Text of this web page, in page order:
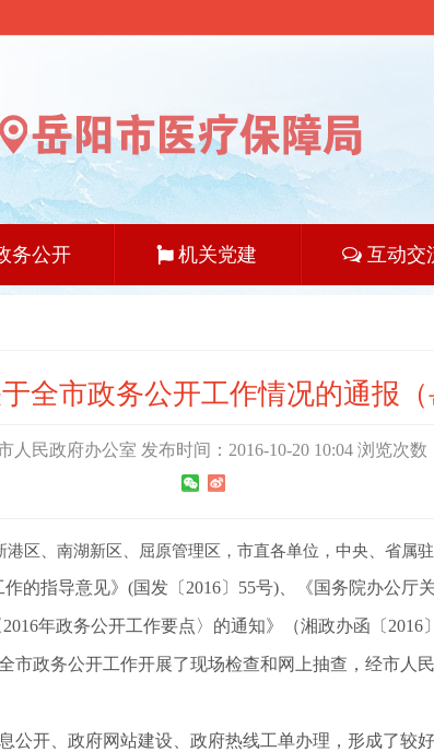
务公开 机关党建 互动交
全市政务公开工作情况的通报（
人民政府办公室 发布时间：2016-10-20 10:04 浏览次数
区、南湖新区、屈原管理区，市直各单位，中央、省属驻
的指导意见》(国发〔2016〕55号)、《国务院办公厅
年政务公开工作要点〉的通知》（湘政办函〔
政务公开工作开展了现场检查和网上抽查，经市人
公开、政府网站建设、政府热线工单办理，形成了较